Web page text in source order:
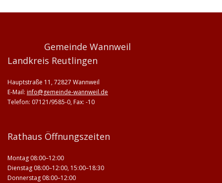
Gemeinde Wannweil
Landkreis Reutlingen
Hauptstraße 11, 72827 Wannweil
E-Mail: info@gemeinde-wannweil.de
Telefon: 07121/9585-0, Fax: -10
Rathaus Öffnungszeiten
Montag 08:00–12:00
Dienstag 08:00–12:00, 15:00–18:30
Donnerstag 08:00–12:00